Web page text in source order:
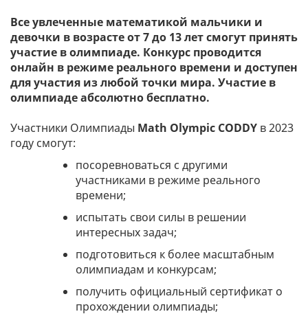
Все увлеченные математикой мальчики и
девочки в возрасте от 7 до 13 лет смогут принять
участие в олимпиаде. Конкурс проводится
онлайн в режиме реального времени и доступен
для участия из любой точки мира. Участие в
олимпиаде абсолютно бесплатно.
Участники Олимпиады Math Olympic CODDY в 2023
году смогут:
посоревноваться с другими
участниками в режиме реального
времени;
испытать свои силы в решении
интересных задач;
подготовиться к более масштабным
олимпиадам и конкурсам;
получить официальный сертификат о
прохождении олимпиады;